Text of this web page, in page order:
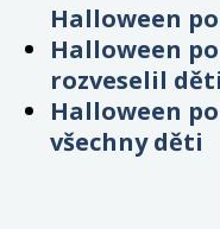
Halloween
Halloween
rozveselil děti
Halloween
všechny děti